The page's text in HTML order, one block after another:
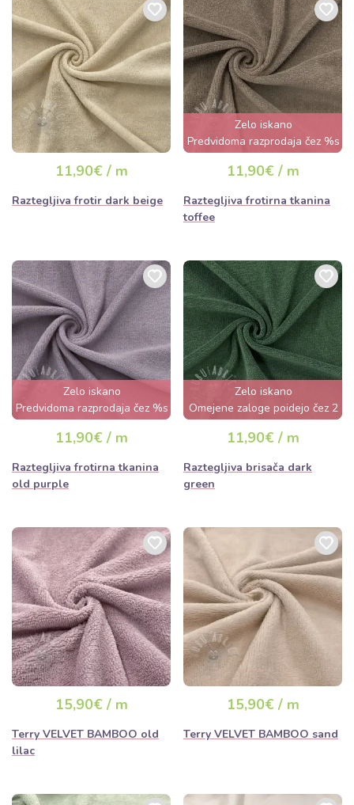
11,90€ / m
Raztegljiva frotir dark beige
Zelo iskano
Predvidoma razprodaja čez %s
dan
11,90€ / m
Raztegljiva frotirna tkanina
toffee
Zelo iskano
Predvidoma razprodaja čez %s
dan
11,90€ / m
Raztegljiva frotirna tkanina
old purple
Zelo iskano
Omejene zaloge poidejo čez 2
dni
11,90€ / m
Raztegljiva brisača dark
green
15,90€ / m
Terry VELVET BAMBOO old
lilac
15,90€ / m
Terry VELVET BAMBOO sand